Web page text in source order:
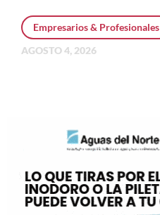
Empresarios & Profesionales
AGOSTO 4, 2026